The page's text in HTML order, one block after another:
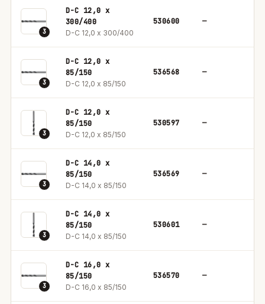
3
D-C 12,0 x
300/400
D-C 12,0 x 300/400
530600 —
3
D-C 12,0 x
85/150
D-C 12,0 x 85/150
536568 —
3
D-C 12,0 x
85/150
D-C 12,0 x 85/150
530597 —
3
D-C 14,0 x
85/150
D-C 14,0 x 85/150
536569 —
3
D-C 14,0 x
85/150
D-C 14,0 x 85/150
530601 —
3
D-C 16,0 x
85/150
D-C 16,0 x 85/150
536570 —